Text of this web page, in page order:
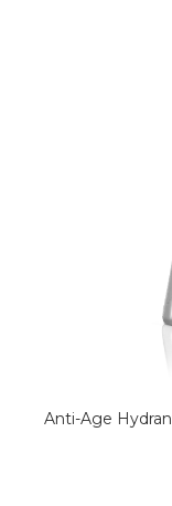
Anti-Age